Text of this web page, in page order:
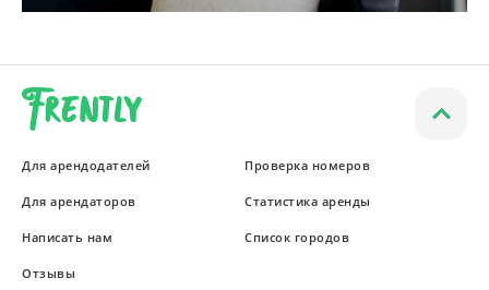
Для арендодателей
Для арендаторов
Написать нам
Отзывы
Проверка номеров
Статистика аренды
Список городов